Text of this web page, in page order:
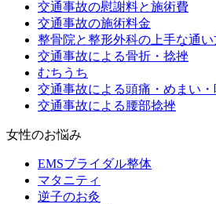
交通事故の慰謝料と施術費
交通事故の施術料金
整骨院と整形外科の上手な通い
交通事故による骨折・捻挫
むちうち
交通事故による頭痛・めまい
交通事故による腰部捻挫
女性のお悩み
EMSブライダル整体
マタニティ
逆子のお灸